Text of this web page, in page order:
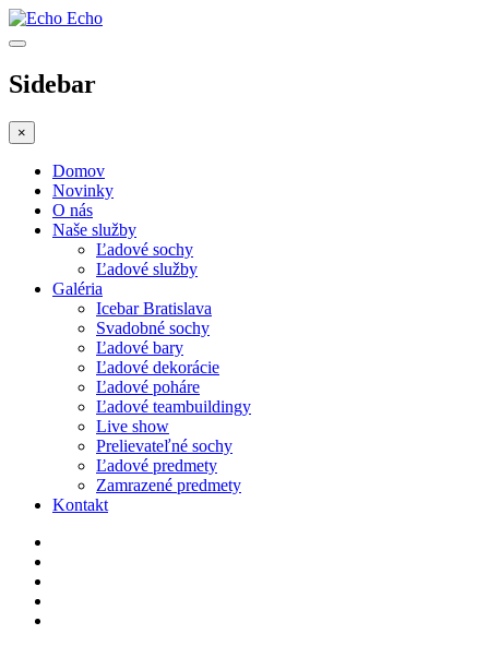
Echo
Sidebar
×
Domov
Novinky
O nás
Naše služby
Ľadové sochy
Ľadové služby
Galéria
Icebar Bratislava
Svadobné sochy
Ľadové bary
Ľadové dekorácie
Ľadové poháre
Ľadové teambuildingy
Live show
Prelievateľné sochy
Ľadové predmety
Zamrazené predmety
Kontakt